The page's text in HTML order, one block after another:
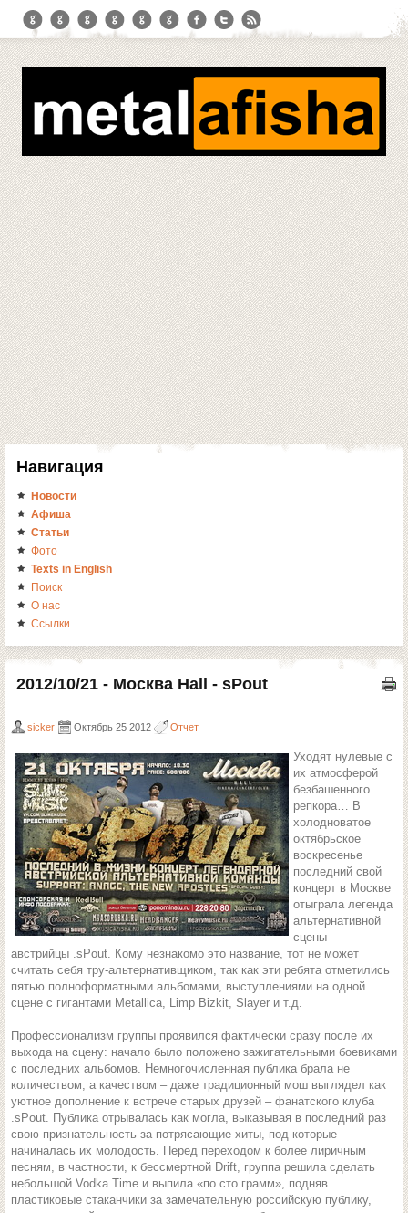
Навигация
Новости
Афиша
Статьи
Фото
Texts in English
Поиск
О нас
Ссылки
2012/10/21 - Москва Hall - sPout
sicker Октябрь 25 2012 Отчет
Уходят нулевые с
их атмосферой
безбашенного
репкора… В
холодноватое
октябрьское
воскресенье
последний свой
концерт в Москве
отыграла легенда
альтернативной
сцены –
австрийцы .sPout. Кому незнакомо это название, тот не может
считать себя тру-альтернативщиком, так как эти ребята отметились
пятью полноформатными альбомами, выступлениями на одной
сцене с гигантами Metallica, Limp Bizkit, Slayer и т.д.
Профессионализм группы проявился фактически сразу после их
выхода на сцену: начало было положено зажигательными боевиками
с последних альбомов. Немногочисленная публика брала не
количеством, а качеством – даже традиционный мош выглядел как
уютное дополнение к встрече старых друзей – фанатского клуба
.sPout. Публика отрывалась как могла, выказывая в последний раз
свою признательность за потрясающие хиты, под которые
начиналась их молодость. Перед переходом к более лиричным
песням, в частности, к бессмертной Drift, группа решила сделать
небольшой Vodka Time и выпила «по сто грамм», подняв
пластиковые стаканчики за замечательную российскую публику,